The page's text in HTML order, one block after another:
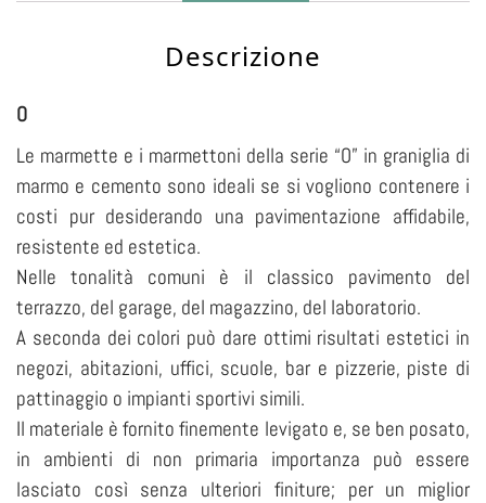
Descrizione
O
Le marmette e i marmettoni della serie “O” in graniglia di
marmo e cemento sono ideali se si vogliono contenere i
costi pur desiderando una pavimentazione affidabile,
resistente ed estetica.
Nelle tonalità comuni è il classico pavimento del
terrazzo, del garage, del magazzino, del laboratorio.
A seconda dei colori può dare ottimi risultati estetici in
negozi, abitazioni, uffici, scuole, bar e pizzerie, piste di
pattinaggio o impianti sportivi simili.
Il materiale è fornito finemente levigato e, se ben posato,
in ambienti di non primaria importanza può essere
lasciato così senza ulteriori finiture; per un miglior